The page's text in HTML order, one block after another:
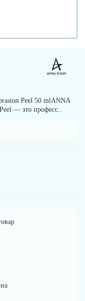
Peel 50 mlANNA
— это професс..